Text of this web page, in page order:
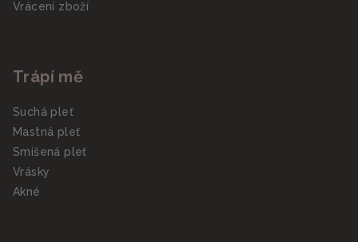
Vrácení zboží
Trápí mě
Suchá pleť
Mastná pleť
Smíšená pleť
Vrásky
Akné